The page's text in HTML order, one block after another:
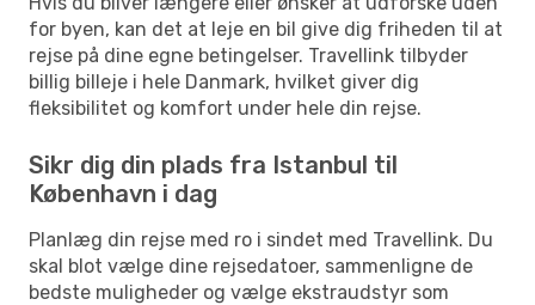
for byen, kan det at leje en bil give dig friheden til at
rejse på dine egne betingelser. Travellink tilbyder
billig billeje i hele Danmark, hvilket giver dig
fleksibilitet og komfort under hele din rejse.
Sikr dig din plads fra Istanbul til
København i dag
Planlæg din rejse med ro i sindet med Travellink. Du
skal blot vælge dine rejsedatoer, sammenligne de
bedste muligheder og vælge ekstraudstyr som